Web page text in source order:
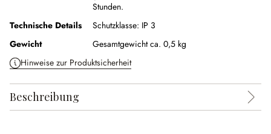
Stunden.
Technische Details
Schutzklasse: IP 3
Gewicht
Gesamtgewicht ca. 0,5 kg
Hinweise zur Produktsicherheit
Beschreibung